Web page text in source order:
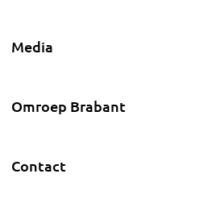
Media
Omroep Brabant
Contact